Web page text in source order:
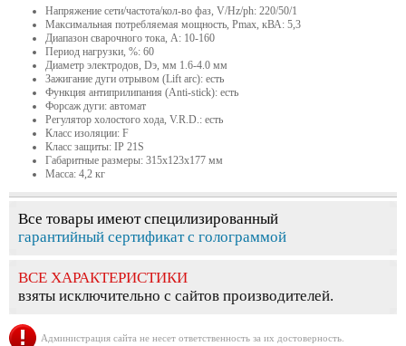
Напряжение сети/частота/кол-во фаз, V/Hz/ph: 220/50/1
Максимальная потребляемая мощность, Pmax, кВА: 5,3
Диапазон сварочного тока, A: 10-160
Период нагрузки, %: 60
Диаметр электродов, Dэ, мм 1.6-4.0 мм
Зажигание дуги отрывом (Lift arc): есть
Функция антиприлипания (Anti-stick): есть
Форсаж дуги: автомат
Регулятор холостого хода, V.R.D.: есть
Класс изоляции: F
Класс защиты: IP 21S
Габаритные размеры: 315x123x177 мм
Масса: 4,2 кг
Все товары имеют специлизированный
гарантийный сертификат с голограммой
ВСЕ ХАРАКТЕРИСТИКИ
взяты исключительно с сайтов производителей.
Администрация сайта не несет ответственность за их достоверность.